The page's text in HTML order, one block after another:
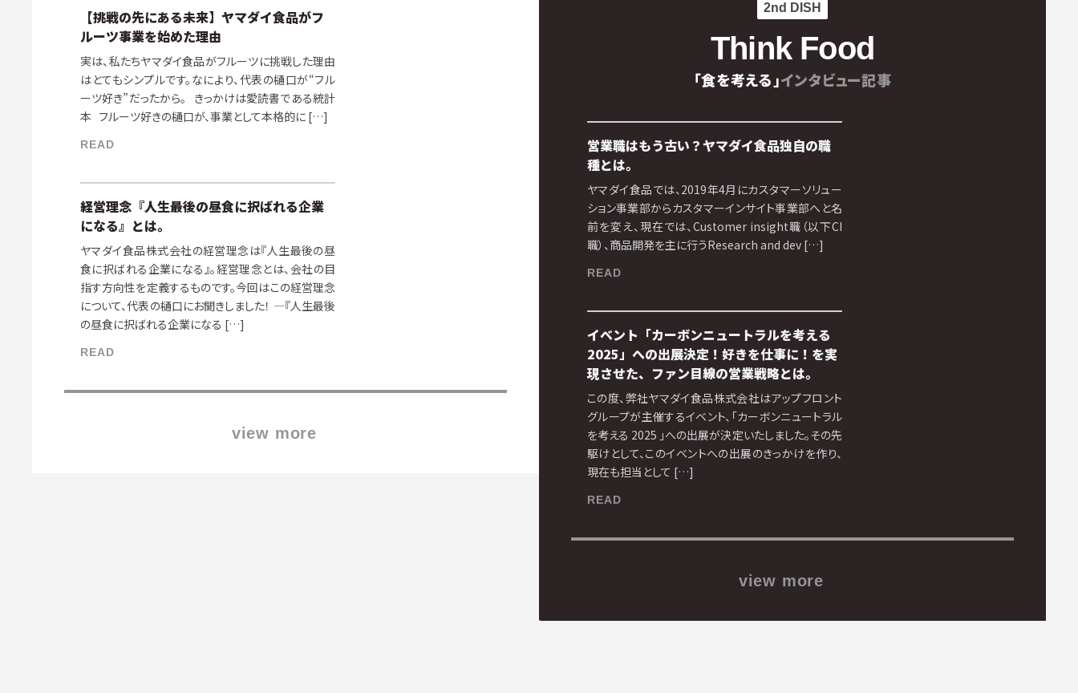
【挑戦の先にある未来】ヤマダイ食品がフ
ルーツ事業を始めた理由
実は、私たちヤマダイ食品がフルーツに挑戦した理由
はとてもシンプルです。なにより、代表の樋口が“フル
ーツ好き”だったから。 きっかけは愛読書である統計
本 フルーツ好きの樋口が、事業として本格的に […]
READ
経営理念『人生最後の昼食に択ばれる企業
になる』とは。
ヤマダイ食品株式会社の経営理念は『人生最後の昼
食に択ばれる企業になる』。経営理念とは、会社の目
指す方向性を定義するものです。今回はこの経営理念
について、代表の樋口にお聞きしました！ ―『人生最後
の昼食に択ばれる企業になる […]
READ
view more
2nd DISH
Think Food
「食を考える」インタビュー記事
営業職はもう古い？ヤマダイ食品独自の職
種とは。
ヤマダイ食品では、2019年4月にカスタマーソリュー
ション事業部からカスタマーインサイト事業部へと名
前を変え、現在では、Customer insight職（以下CI
職）、商品開発を主に行うResearch and dev […]
READ
イベント「カーボンニュートラルを考える
2025」への出展決定！好きを仕事に！を実
現させた、ファン目線の営業戦略とは。
この度、弊社ヤマダイ食品株式会社はアップフロント
グループが主催するイベント、「カーボンニュートラル
を考える 2025 」への出展が決定いたしました。その先
駆けとして、このイベントへの出展のきっかけを作り、
現在も担当として […]
READ
view more